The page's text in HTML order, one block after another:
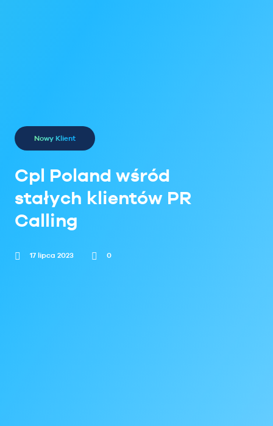
Nowy Klient
Cpl Poland wśród
stałych klientów PR
Calling
17 lipca 2023 0